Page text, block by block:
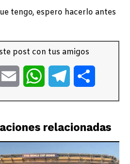
tengo, espero hacerlo antes
post con tus amigos
Email WhatsAppTelegram
relacionadas